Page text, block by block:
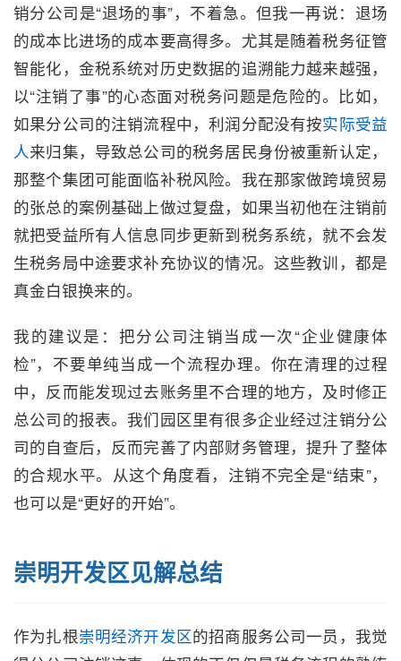
销分公司是“退场的事”，不着急。但我一再说：退场
的成本比进场的成本要高得多。尤其是随着税务征管
智能化，金税系统对历史数据的追溯能力越来越强，
以“注销了事”的心态面对税务问题是危险的。比如，
如果分公司的注销流程中，利润分配没有按实际受益
人来归集，导致总公司的税务居民身份被重新认定，
那整个集团可能面临补税风险。我在那家做跨境贸易
的张总的案例基础上做过复盘，如果当初他在注销前
就把受益所有人信息同步更新到税务系统，就不会发
生税务局中途要求补充协议的情况。这些教训，都是
真金白银换来的。
我的建议是：把分公司注销当成一次“企业健康体
检”，不要单纯当成一个流程办理。你在清理的过程
中，反而能发现过去账务里不合理的地方，及时修正
总公司的报表。我们园区里有很多企业经过注销分公
司的自查后，反而完善了内部财务管理，提升了整体
的合规水平。从这个角度看，注销不完全是“结束”，
也可以是“更好的开始”。
崇明开发区见解总结
作为扎根崇明经济开发区的招商服务公司一员，我觉